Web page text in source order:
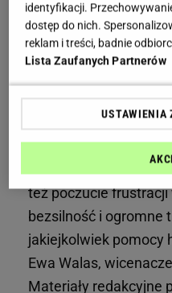
pomocy. Jedną z nich
miejsce
zajmują się
poszkodowanym
– Dziennikarze
szeroko i rzetelnie
w Gazie i na
też poczucie
bezsilność i ogromne
jakiejkolwiek pomocy
Ewa Walas,
Materiały redakcyjne
identyfikacji.
dostęp do nich.
reklam i treści, badnie
Lista Zaufanych Partnerów
USTAWIENIA